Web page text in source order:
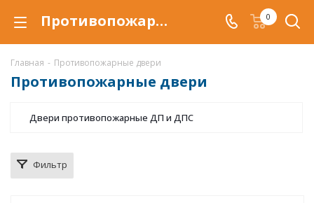
Противопожарные двери купить в Самаре, по низкой цене, противопожарная дверь EI 0
Главная - Противопожарные двери
Противопожарные двери
Двери противопожарные ДП и ДПС
Фильтр